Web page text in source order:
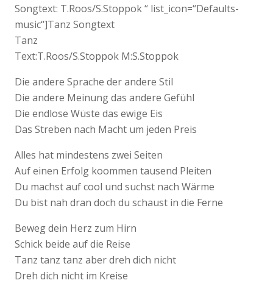
Songtext: T.Roos/S.Stoppok “ list_icon=“Defaults-
music“]Tanz Songtext
Tanz
Text:T.Roos/S.Stoppok M:S.Stoppok
Die andere Sprache der andere Stil
Die andere Meinung das andere Gefühl
Die endlose Wüste das ewige Eis
Das Streben nach Macht um jeden Preis
Alles hat mindestens zwei Seiten
Auf einen Erfolg koommen tausend Pleiten
Du machst auf cool und suchst nach Wärme
Du bist nah dran doch du schaust in die Ferne
Beweg dein Herz zum Hirn
Schick beide auf die Reise
Tanz tanz tanz aber dreh dich nicht
Dreh dich nicht im Kreise